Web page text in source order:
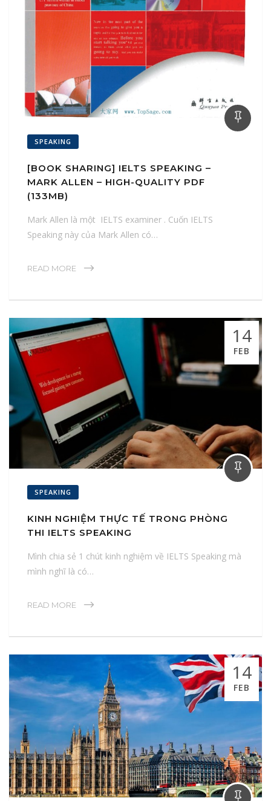
SPEAKING
[BOOK SHARING] IELTS SPEAKING –
MARK ALLEN – HIGH-QUALITY PDF
(133MB)
Mark Allen là một IELTS examiner . Cuốn IELTS
Speaking này của Mark Allen có…
READ MORE
14
FEB
SPEAKING
KINH NGHIỆM THỰC TẾ TRONG PHÒNG
THI IELTS SPEAKING
Mình chia sẻ 1 chút kinh nghiệm về IELTS Speaking mà
mình nghĩ là có…
READ MORE
14
FEB